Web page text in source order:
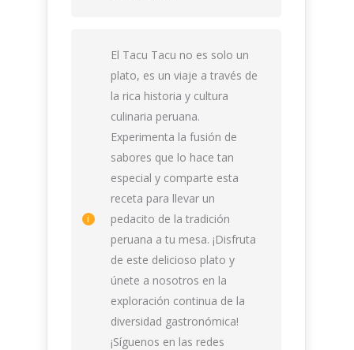
El Tacu Tacu no es solo un
plato, es un viaje a través de
la rica historia y cultura
culinaria peruana.
Experimenta la fusión de
sabores que lo hace tan
especial y comparte esta
receta para llevar un
pedacito de la tradición
peruana a tu mesa. ¡Disfruta
de este delicioso plato y
únete a nosotros en la
exploración continua de la
diversidad gastronómica!
¡Síguenos en las redes